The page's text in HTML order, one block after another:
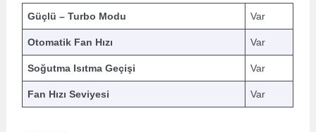
Güçlü – Turbo Modu Var
Otomatik Fan Hızı Var
Soğutma Isıtma Geçişi Var
Fan Hızı Seviyesi Var